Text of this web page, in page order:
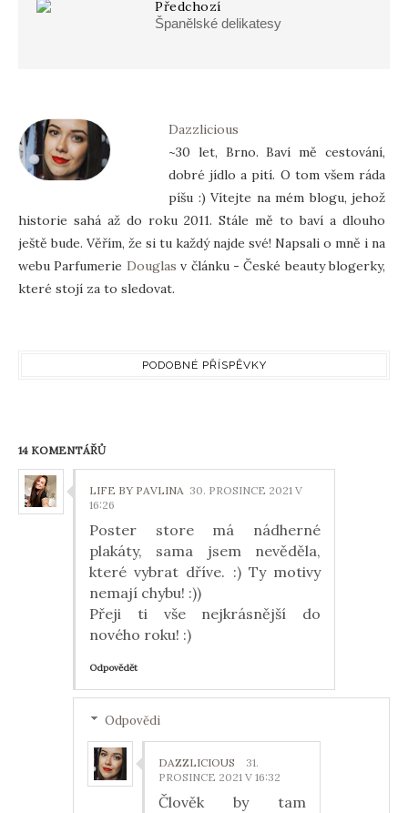
Předchozí
Španělské delikatesy
Dazzlicious
~30 let, Brno. Baví mě cestování,
dobré jídlo a pití. O tom všem ráda
píšu :) Vítejte na mém blogu, jehož
historie sahá až do roku 2011. Stále mě to baví a dlouho
ještě bude. Věřím, že si tu každý najde své! Napsali o mně i na
webu Parfumerie Douglas v článku - České beauty blogerky,
které stojí za to sledovat.
PODOBNÉ PŘÍSPĚVKY
14 KOMENTÁŘŮ
LIFE BY PAVLINA 30. PROSINCE 2021 V
16:26
Poster store má nádherné
plakáty, sama jsem nevěděla,
které vybrat dříve. :) Ty motivy
nemají chybu! :))
Přeji ti vše nejkrásnější do
nového roku! :)
Odpovědět
Odpovědi
DAZZLICIOUS
31.
PROSINCE 2021 V 16:32
Člověk by tam